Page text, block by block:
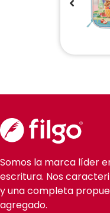
Somos la marca líder
escritura. Nos
y una completa
agregado.